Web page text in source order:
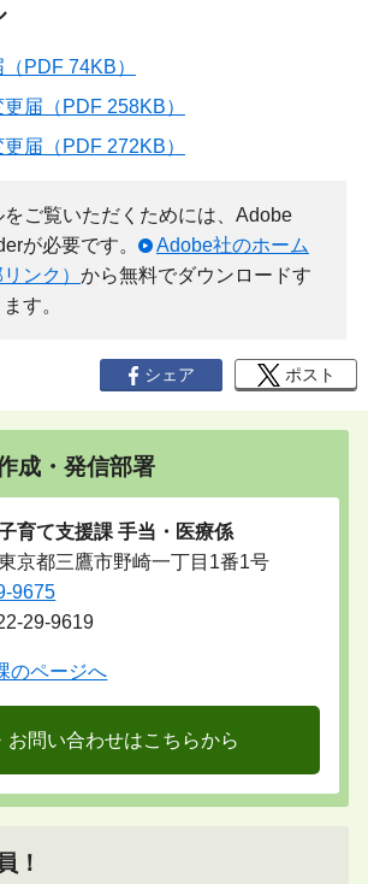
PDF 74KB）
届（PDF 258KB）
届（PDF 272KB）
をご覧いただくためには、Adobe
が必要です。
Adobe社のホーム
ンク） から無料でダウンロードす
す。
シェア ポスト
成・発信部署
育て支援課 手当・医療係
京都三鷹市野崎一丁目1番1号
9675
29-9619
のページへ
お問い合わせはこちらから
！